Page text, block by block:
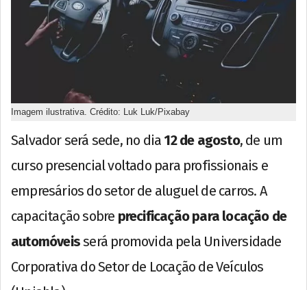
Imagem ilustrativa. Crédito: Luk Luk/Pixabay
Salvador será sede, no dia 12 de agosto, de um
curso presencial voltado para profissionais e
empresários do setor de aluguel de carros. A
capacitação sobre precificação para locação de
automóveisserá promovida pela Universidade
Corporativa do Setor de Locação de Veículos